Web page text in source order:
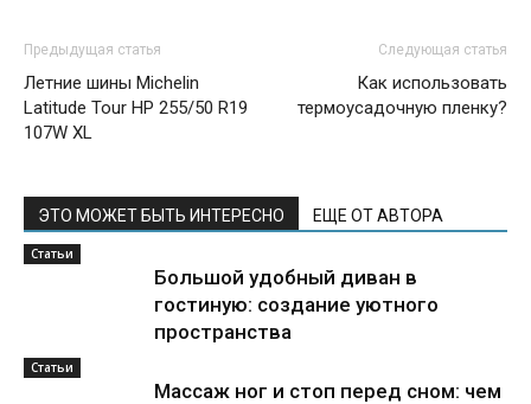
Предыдущая статья
Летние шины Michelin
Latitude Tour HP 255/50 R19
107W XL
Следующая статья
Как использовать
термоусадочную пленку?
ЭТО МОЖЕТ БЫТЬ ИНТЕРЕСНО ЕЩЕ ОТ АВТОРА
Статьи
Большой удобный диван в
гостиную: создание уютного
пространства
Статьи
Массаж ног и стоп перед сном: чем